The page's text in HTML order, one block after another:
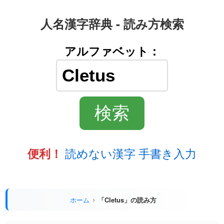
人名漢字辞典 - 読み方検索
アルファベット：
便利！ 読めない漢字 手書き入力
ホーム 「Cletus」の読み方